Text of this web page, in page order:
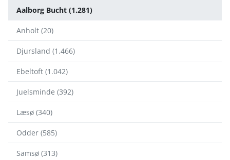
Aalborg Bucht (1.281)
Anholt (20)
Djursland (1.466)
Ebeltoft (1.042)
Juelsminde (392)
Læsø (340)
Odder (585)
Samsø (313)